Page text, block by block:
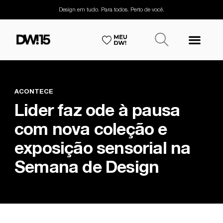
Design em tudo. Para todos. Perto de você.
ACONTECE
Lider faz ode à pausa
com nova coleção e
exposição sensorial na
Semana de Design